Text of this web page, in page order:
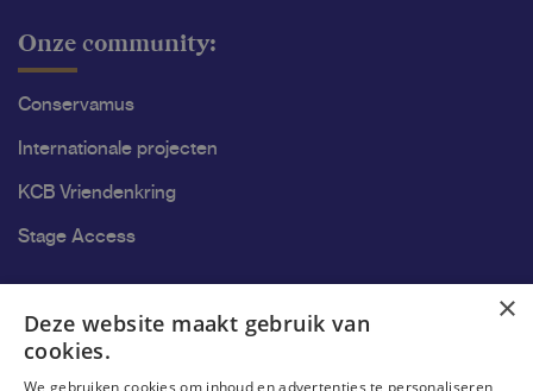
Onze community:
Conservamus
Internationale projecten
KCB Vriendenkring
Stage Access
Onderzoek
×
Deze website maakt gebruik van
cookies.
We gebruiken cookies om inhoud en advertenties te personaliseren